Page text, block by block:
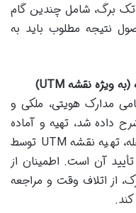
تک برگ، شامل چندین گام
نتیجه مطلوب باید به
مدارک هویتی، ملکی و
داده شد، تهیه و آماده
کند. مهم ترین بخش این مرحله، تهیه نقشه UTM توسط
آن است. اطمینان از
از اتلاف وقت و مراجعه